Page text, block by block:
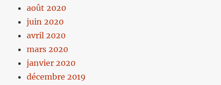
août 2020
juin 2020
avril 2020
mars 2020
janvier 2020
décembre 2019